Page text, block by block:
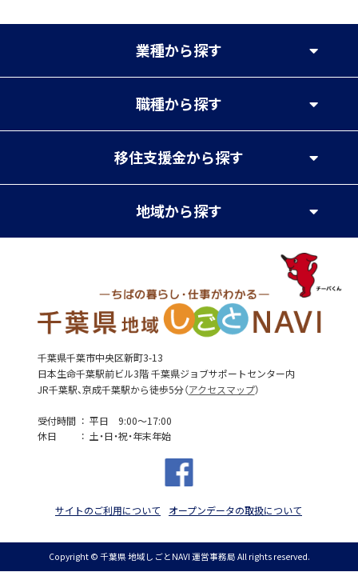
業種から探す
職種から探す
移住支援金から探す
地域から探す
千葉県千葉市中央区新町3-13
日本生命千葉駅前ビル3階 千葉県ジョブサポートセンター内
JR千葉駅、京成千葉駅から徒歩5分（アクセスマップ）
受付時間
平日 9:00～17:00
休日
土・日・祝・年末年始
サイトのご利用について オープンデータの取扱について
Copyright © 千葉県 地域しごとNAVI 運営事務局 All rights reserved.